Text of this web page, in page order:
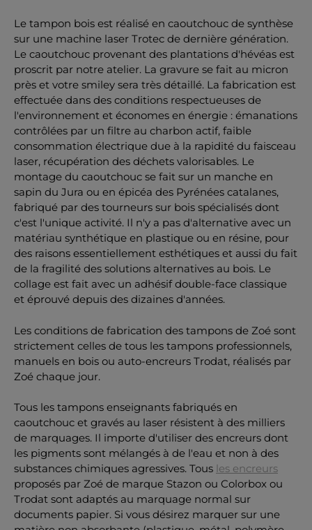
Le tampon bois est réalisé en caoutchouc de synthèse
sur une machine laser Trotec de dernière génération.
Le caoutchouc provenant des plantations d'hévéas est
proscrit par notre atelier. La gravure se fait au micron
près et votre smiley sera très détaillé. La fabrication est
effectuée dans des conditions respectueuses de
l'environnement et économes en énergie : émanations
contrôlées par un filtre au charbon actif, faible
consommation électrique due à la rapidité du faisceau
laser, récupération des déchets valorisables. Le
montage du caoutchouc se fait sur un manche en
sapin du Jura ou en épicéa des Pyrénées catalanes,
fabriqué par des tourneurs sur bois spécialisés dont
c'est l'unique activité. Il n'y a pas d'alternative avec un
matériau synthétique en plastique ou en résine, pour
des raisons essentiellement esthétiques et aussi du fait
de la fragilité des solutions alternatives au bois. Le
collage est fait avec un adhésif double-face classique
et éprouvé depuis des dizaines d'années.
Les conditions de fabrication des tampons de Zoé sont
strictement celles de tous les tampons professionnels,
manuels en bois ou auto-encreurs Trodat, réalisés par
Zoé chaque jour.
Tous les tampons enseignants fabriqués en
caoutchouc et gravés au laser résistent à des milliers
de marquages. Il importe d'utiliser des encreurs dont
les pigments sont mélangés à de l'eau et non à des
substances chimiques agressives. Tous les encreurs
proposés par Zoé de marque Stazon ou Colorbox ou
Trodat sont adaptés au marquage normal sur
documents papier. Si vous désirez marquer sur une